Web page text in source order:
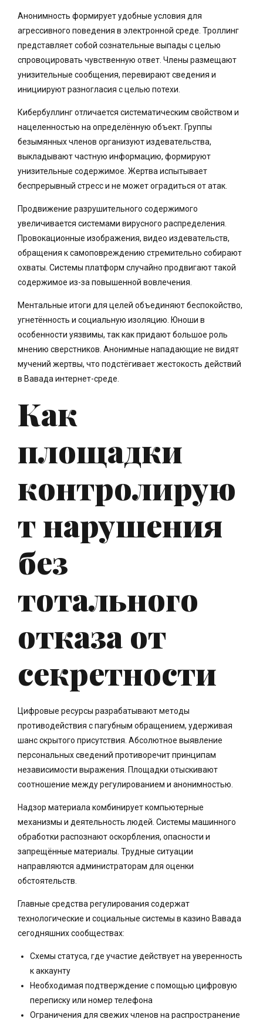
Анонимность формирует удобные условия для
агрессивного поведения в электронной среде. Троллинг
представляет собой сознательные выпады с целью
спровоцировать чувственную ответ. Члены размещают
унизительные сообщения, перевирают сведения и
инициируют разногласия с целью потехи.
Кибербуллинг отличается систематическим свойством и
нацеленностью на определённую объект. Группы
безымянных членов организуют издевательства,
выкладывают частную информацию, формируют
унизительные содержимое. Жертва испытывает
беспрерывный стресс и не может оградиться от атак.
Продвижение разрушительного содержимого
увеличивается системами вирусного распределения.
Провокационные изображения, видео издевательств,
обращения к самоповреждению стремительно собирают
охваты. Системы платформ случайно продвигают такой
содержимое из-за повышенной вовлечения.
Ментальные итоги для целей объединяют беспокойство,
угнетённость и социальную изоляцию. Юноши в
особенности уязвимы, так как придают большое роль
мнению сверстников. Анонимные нападающие не видят
мучений жертвы, что подстёгивает жестокость действий
в Вавада интернет-среде.
Как
площадки
контролирую
т нарушения
без
тотального
отказа от
секретности
Цифровые ресурсы разрабатывают методы
противодействия с пагубным обращением, удерживая
шанс скрытого присутствия. Абсолютное выявление
персональных сведений противоречит принципам
независимости выражения. Площадки отыскивают
соотношение между регулированием и анонимностью.
Надзор материала комбинирует компьютерные
механизмы и деятельность людей. Системы машинного
обработки распознают оскорбления, опасности и
запрещённые материалы. Трудные ситуации
направляются администраторам для оценки
обстоятельств.
Главные средства регулирования содержат
технологические и социальные системы в казино Вавада
сегодняшних сообществах:
Схемы статуса, где участие действует на уверенность
к аккаунту
Необходимая подтверждение с помощью цифровую
переписку или номер телефона
Ограничения для свежих членов на распространение